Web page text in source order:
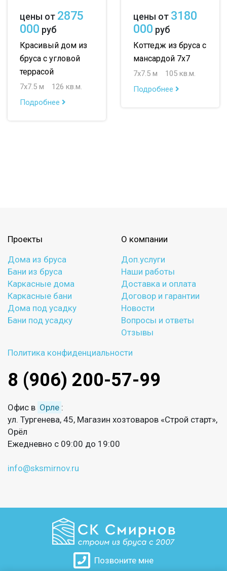
цены от 2875
000 руб
Красивый дом из
бруса с угловой
террасой
7х7.5 м
126 кв.м.
Подробнее
цены от 3180
000 руб
Коттедж из бруса с
мансардой 7х7
7х7.5 м
105 кв.м.
Подробнее
Проекты
Дома из бруса
Бани из бруса
Каркасные дома
Каркасные бани
Дома под усадку
Бани под усадку
О компании
Доп.услуги
Наши работы
Доставка и оплата
Договор и гарантии
Новости
Вопросы и ответы
Отзывы
Политика конфиденциальности
8 (906) 200-57-99
Офис в Орле :
ул. Тургенева, 45, Магазин хозтоваров «Строй старт»,
Орёл
Ежедневно с 09:00 до 19:00
info@sksmirnov.ru
Позвоните мне